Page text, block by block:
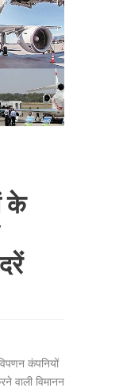
के
कंपनियों
वाली विमानन